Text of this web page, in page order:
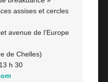
assises et cercles
avenue de l’Europe
de Chelles)
h 30